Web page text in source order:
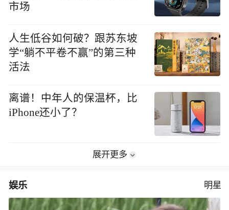
市场
人生低谷如何破？跟苏东坡
学“躺不平卷不赢”的第三种
活法
离谱！中年人的保温杯，比
iPhone还小了？
展开更多
娱乐 明星